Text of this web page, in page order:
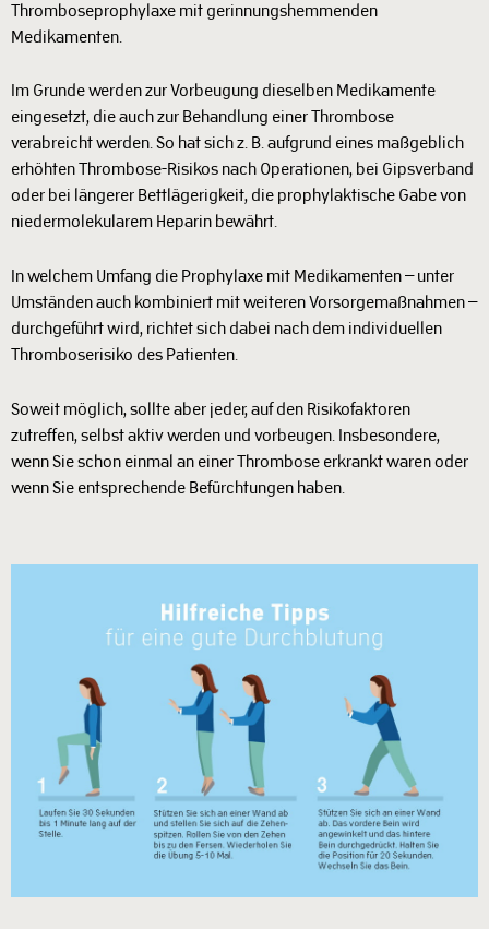
Thromboseprophylaxe mit gerinnungshemmenden
Medikamenten.
Im Grunde werden zur Vorbeugung dieselben Medikamente
eingesetzt, die auch zur Behandlung einer Thrombose
verabreicht werden. So hat sich z. B. aufgrund eines maßgeblich
erhöhten Thrombose-Risikos nach Operationen, bei Gipsverband
oder bei längerer Bettlägerigkeit, die prophylaktische Gabe von
niedermolekularem Heparin bewährt.
In welchem Umfang die Prophylaxe mit Medikamenten – unter
Umständen auch kombiniert mit weiteren Vorsorgemaßnahmen –
durchgeführt wird, richtet sich dabei nach dem individuellen
Thromboserisiko des Patienten.
Soweit möglich, sollte aber jeder, auf den Risikofaktoren
zutreffen, selbst aktiv werden und vorbeugen. Insbesondere,
wenn Sie schon einmal an einer Thrombose erkrankt waren oder
wenn Sie entsprechende Befürchtungen haben.